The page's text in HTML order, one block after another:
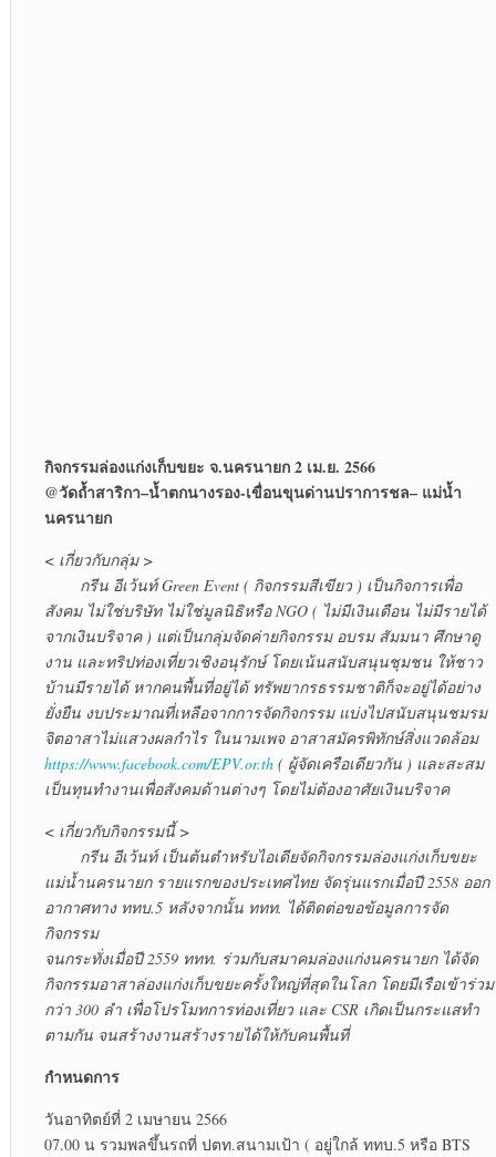
กิจกรรมล่องแก่งเก็บขยะ จ.นครนายก 2 เม.ย. 2566
@วัดถ้ำสาริกา–น้ำตกนางรอง-เขื่อนขุนด่านปราการชล– แม่น้ำ
นครนายก
< เกี่ยวกับกลุ่ม >
กรีน อีเว้นท์ Green Event ( กิจกรรมสีเขียว ) เป็นกิจการเพื่อ
สังคม ไม่ใช่บริษัท ไม่ใช่มูลนิธิหรือ NGO ( ไม่มีเงินเดือน ไม่มีรายได้
จากเงินบริจาค ) แต่เป็นกลุ่มจัดค่ายกิจกรรม อบรม สัมมนา ศึกษาดู
งาน และทริปท่องเที่ยวเชิงอนุรักษ์ โดยเน้นสนับสนุนชุมชน ให้ชาว
บ้านมีรายได้ หากคนพื้นที่อยู่ได้ ทรัพยากรธรรมชาติก็จะอยู่ได้อย่าง
ยั่งยืน งบประมาณที่เหลือจากการจัดกิจกรรม แบ่งไปสนับสนุนชมรม
จิตอาสาไม่แสวงผลกำไร ในนามเพจ อาสาสมัครพิทักษ์สิ่งแวดล้อม
https://www.facebook.com/EPV.or.th( ผู้จัดเครือเดียวกัน ) และสะสม
เป็นทุนทำงานเพื่อสังคมด้านต่างๆ โดยไม่ต้องอาศัยเงินบริจาค
< เกี่ยวกับกิจกรรมนี้ >
กรีน อีเว้นท์ เป็นต้นตำหรับไอเดียจัดกิจกรรมล่องแก่งเก็บขยะ
แม่น้ำนครนายก รายแรกของประเทศไทย จัดรุ่นแรกเมื่อปี 2558 ออก
อากาศทาง ททบ.5 หลังจากนั้น ททท. ได้ติดต่อขอข้อมูลการจัด
กิจกรรม
จนกระทั่งเมื่อปี 2559 ททท. ร่วมกับสมาคมล่องแก่งนครนายก ได้จัด
กิจกรรมอาสาล่องแก่งเก็บขยะครั้งใหญ่ที่สุดในโลก โดยมีเรือเข้าร่วม
กว่า 300 ลำ เพื่อโปรโมทการท่องเที่ยว และ CSR เกิดเป็นกระแสทำ
ตามกัน จนสร้างงานสร้างรายได้ให้กับคนพื้นที่
กำหนดการ
วันอาทิตย์ที่ 2 เมษายน 2566
07.00 น รวมพลขึ้นรถที่ ปตท.สนามเป้า ( อยู่ใกล้ ททบ.5 หรือ BTS